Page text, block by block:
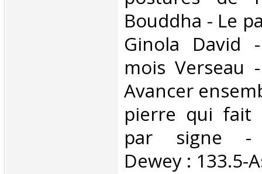
Bouddha - Le
Ginola David
mois Verseau
Avancer
pierre qui fait
par signe -
Dewey : 133.5-